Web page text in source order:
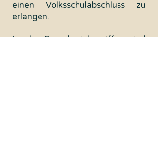
einen Volksschulabschluss zu
erlangen.
In der Spende inbegriffen sind